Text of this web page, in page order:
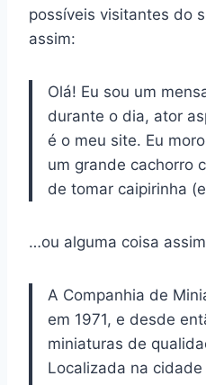
possíveis visitantes do
assim:
Olá! Eu sou um
durante o dia, ator
é o meu site. Eu
um grande cachorro
de tomar caipirinha
…ou alguma coisa
A Companhia de
em 1971, e desde
miniaturas de
Localizada na